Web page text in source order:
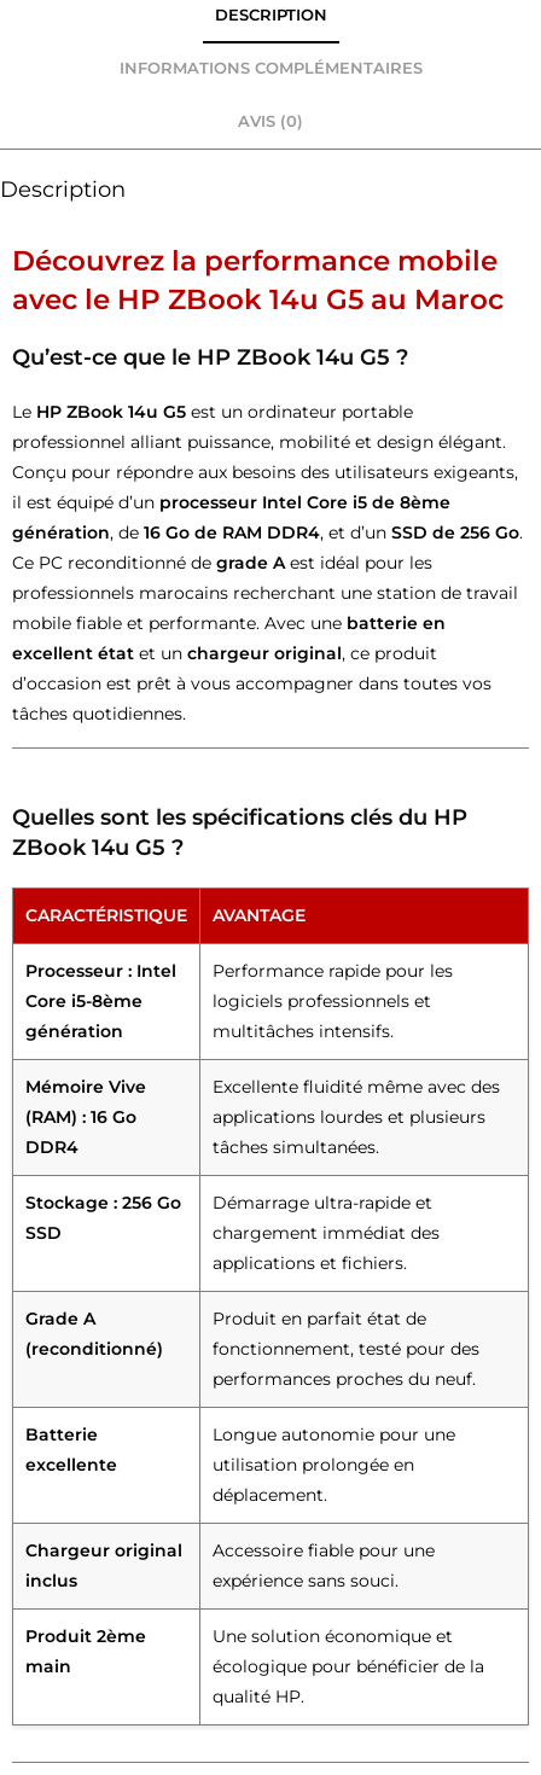
DESCRIPTION
INFORMATIONS COMPLÉMENTAIRES
AVIS (0)
Description
Découvrez la performance mobile
avec le HP ZBook 14u G5 au Maroc
Qu’est-ce que le HP ZBook 14u G5 ?
Le HP ZBook 14u G5 est un ordinateur portable
professionnel alliant puissance, mobilité et design élégant.
Conçu pour répondre aux besoins des utilisateurs exigeants,
il est équipé d’un processeur Intel Core i5 de 8ème
génération, de 16 Go de RAM DDR4, et d’un SSD de 256 Go.
Ce PC reconditionné de grade Aest idéal pour les
professionnels marocains recherchant une station de travail
mobile fiable et performante. Avec une batterie en
excellent état et un chargeur original, ce produit
d’occasion est prêt à vous accompagner dans toutes vos
tâches quotidiennes.
Quelles sont les spécifications clés du HP
ZBook 14u G5 ?
CARACTÉRISTIQUE AVANTAGE
Processeur : Intel
Core i5-8ème
génération
Performance rapide pour les
logiciels professionnels et
multitâches intensifs.
Mémoire Vive
(RAM) : 16 Go
DDR4
Excellente fluidité même avec des
applications lourdes et plusieurs
tâches simultanées.
Stockage : 256 Go
SSD
Démarrage ultra-rapide et
chargement immédiat des
applications et fichiers.
Grade A
(reconditionné)
Produit en parfait état de
fonctionnement, testé pour des
performances proches du neuf.
Batterie
excellente
Longue autonomie pour une
utilisation prolongée en
déplacement.
Chargeur original
inclus
Accessoire fiable pour une
expérience sans souci.
Produit 2ème
main
Une solution économique et
écologique pour bénéficier de la
qualité HP.